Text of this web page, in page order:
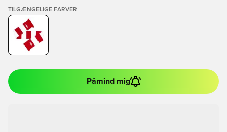
TILGÆNGELIGE FARVER
Påmind mig